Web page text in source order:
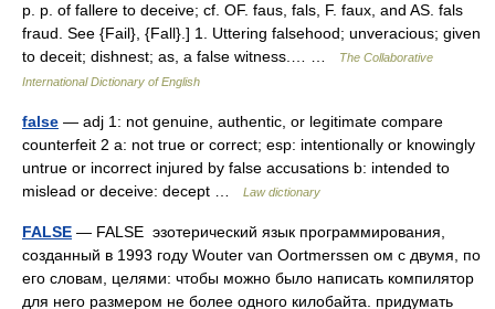
p. p. of fallere to deceive; cf. OF. faus, fals, F. faux, and AS. fals
fraud. See {Fail}, {Fall}.] 1. Uttering falsehood; unveracious; given
to deceit; dishnest; as, a false witness.… …
The Collaborative
International Dictionary of English
false — adj 1: not genuine, authentic, or legitimate compare
counterfeit 2 a: not true or correct; esp: intentionally or knowingly
untrue or incorrect injured by false accusations b: intended to
mislead or deceive: decept …
Law dictionary
FALSE — FALSE эзотерический язык программирования,
созданный в 1993 году Wouter van Oortmerssen ом с двумя, по
его словам, целями: чтобы можно было написать компилятор
для него размером не более одного килобайта. придумать